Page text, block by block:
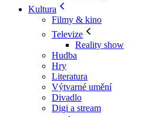
Kultura
Filmy & kino
Televize
Reality show
Hudba
Hry
Literatura
Výtvarné umění
Divadlo
Digi a stream